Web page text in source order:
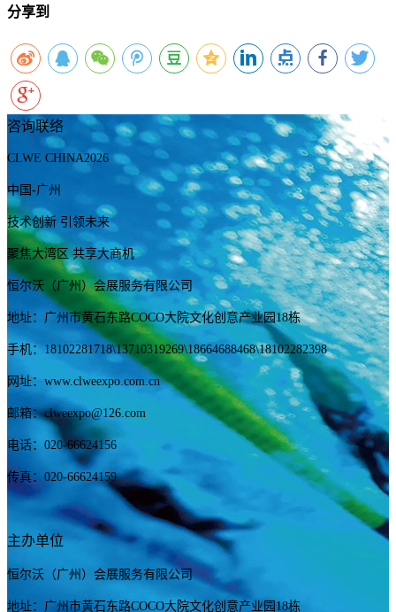
分享到
咨询联络
CLWE CHINA2026
中国-广州
技术创新 引领未来
聚焦大湾区 共享大商机
恒尔沃（广州）会展服务有限公司
地址：广州市黄石东路COCO大院文化创意产业园18栋
手机： 18102281718\13710319269\18664688468\18102282398
网址：www.clweexpo.com.cn
邮箱：clweexpo@126.com
电话：020-66624156
传真：020-66624159
主办单位
恒尔沃（广州）会展服务有限公司
地址：广州市黄石东路COCO大院文化创意产业园18栋